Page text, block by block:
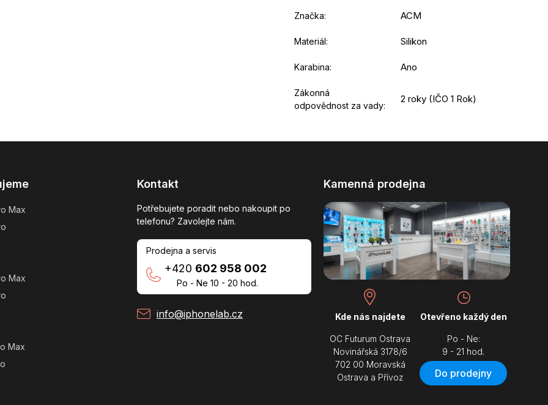
Značka: ACM
Materiál: Silikon
Karabina: Ano
Zákonná
odpovědnost za vady:
2 roky (IČO 1 Rok)
Max
Max
Max
Kontakt
Potřebujete poradit nebo nakoupit po
telefonu? Zavolejte nám.
Prodejna a servis
+420 602 958 002
Po - Ne 10 - 20 hod.
info@iphonelab.cz
Kamenná prodejna
Kde nás najdete
OC Futurum Ostrava
Novinářská 3178/6
702 00 Moravská
Ostrava a Přívoz
Otevřeno každý den
Po - Ne:
9 - 21 hod.
Do prodejny